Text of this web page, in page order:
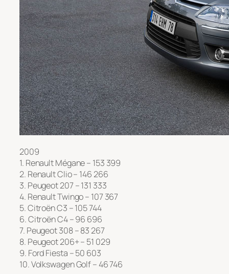
2009
1. Renault Mégane – 153 399
2. Renault Clio – 146 266
3. Peugeot 207 – 131 333
4. Renault Twingo – 107 367
5. Citroën C3 – 105 744
6. Citroën C4 – 96 696
7. Peugeot 308 – 83 267
8. Peugeot 206+ – 51 029
9. Ford Fiesta – 50 603
10. Volkswagen Golf – 46 746